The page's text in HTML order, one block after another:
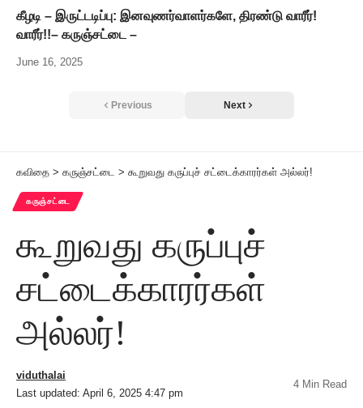
கீழடி – இருட்டடிப்பு: இனவுணர்வாளர்களே, திரண்டு வாரீர்!
வாரீர்!!– கருஞ்சட்டை –
June 16, 2025
Previous Next
கவிதை > கருஞ்சட்டை > கூறுவது கருப்புச் சட்டைக்காரர்கள் அல்லர்!
கருஞ்சட்டை
கூறுவது கருப்புச்
சட்டைக்காரர்கள்
அல்லர்!
Last updated: April 6, 2025 4:47 pm
viduthalai
4 Min Read